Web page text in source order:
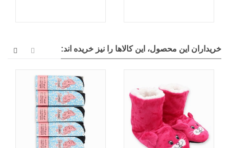
خریداران این محصول، این کالاها را نیز خریده اند: